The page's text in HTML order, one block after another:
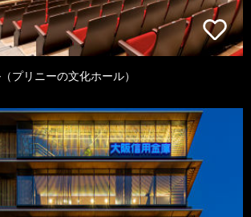
プリニーの文化ホール）